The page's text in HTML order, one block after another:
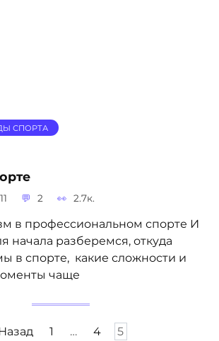
СПОРТА
2 2.7к.
в профессиональном спорте И
начала разберемся, откуда
в спорте, какие сложности и
чаще
1 … 4 5